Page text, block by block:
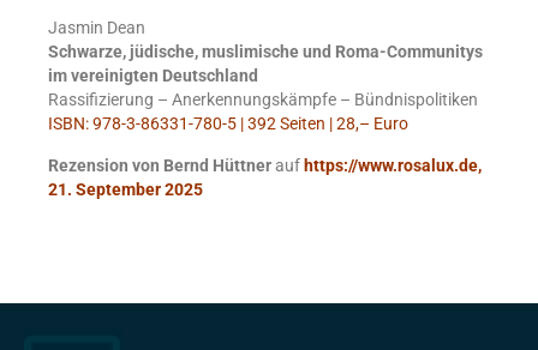
Jasmin Dean
Schwarze, jüdische, muslimische und Roma-Communitys
im vereinigten Deutschland
Rassifizierung – Anerkennungskämpfe – Bündnispolitiken
ISBN: 978-3-86331-780-5 | 392 Seiten | 28,– Euro
Rezension von Bernd Hüttnerauf https://www.rosalux.de,
21. September 2025